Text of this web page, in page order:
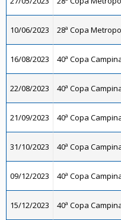
10/06/2023 28ª Copa
16/08/2023 40ª Copa
22/08/2023 40ª Copa
21/09/2023 40ª Copa
31/10/2023 40ª Copa
09/12/2023 40ª Copa
15/12/2023 40ª Copa